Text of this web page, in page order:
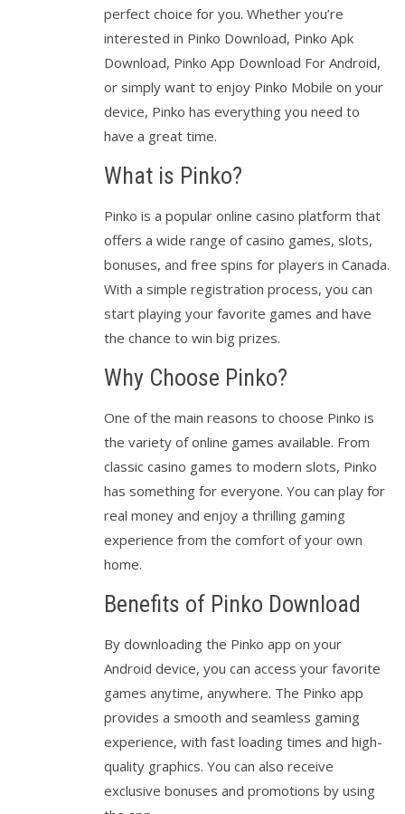
perfect choice for you. Whether you’re
interested in Pinko Download, Pinko Apk
Download, Pinko App Download For Android,
or simply want to enjoy Pinko Mobile on your
device, Pinko has everything you need to
have a great time.
What is Pinko?
Pinko is a popular online casino platform that
offers a wide range of casino games, slots,
bonuses, and free spins for players in Canada.
With a simple registration process, you can
start playing your favorite games and have
the chance to win big prizes.
Why Choose Pinko?
One of the main reasons to choose Pinko is
the variety of online games available. From
classic casino games to modern slots, Pinko
has something for everyone. You can play for
real money and enjoy a thrilling gaming
experience from the comfort of your own
home.
Benefits of Pinko Download
By downloading the Pinko app on your
Android device, you can access your favorite
games anytime, anywhere. The Pinko app
provides a smooth and seamless gaming
experience, with fast loading times and high-
quality graphics. You can also receive
exclusive bonuses and promotions by using